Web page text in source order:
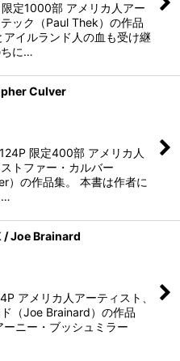
定1000部 アメリカ人アー
ック（Paul Thek）の作品
イルランド人の血も受け継
ちに…
Culver
限定400部 アメリカ人
トファー・カルバー
）の作品集。 本書は作者に
…
/ Joe Brainard
アメリカ人アーティスト、
（Joe Brainard）の作品
ニー・ブッシュミラー